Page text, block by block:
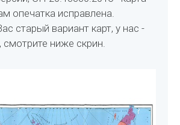
опечатка исправлена.
старый вариант карт, у нас -
смотрите ниже скрин.